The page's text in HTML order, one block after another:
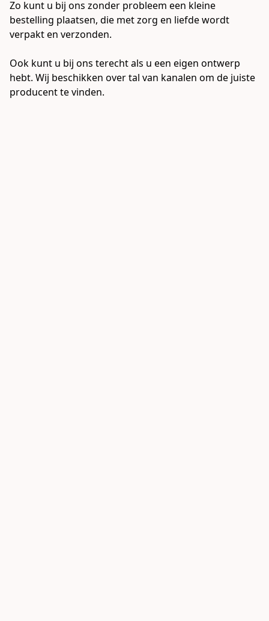
Zo kunt u bij ons zonder probleem een kleine
bestelling plaatsen, die met zorg en liefde wordt
verpakt en verzonden.
Ook kunt u bij ons terecht als u een eigen ontwerp
hebt. Wij beschikken over tal van kanalen om de juiste
producent te vinden.